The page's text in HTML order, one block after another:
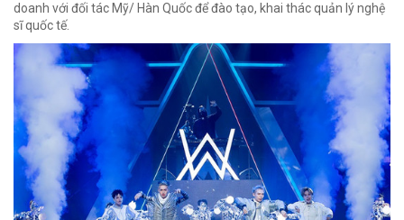
doanh với đối tác Mỹ/ Hàn Quốc để đào tạo, khai thác quản lý nghệ
sĩ quốc tế.